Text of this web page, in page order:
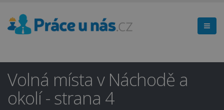
Volná místa v Náchodě a
okolí - strana 4